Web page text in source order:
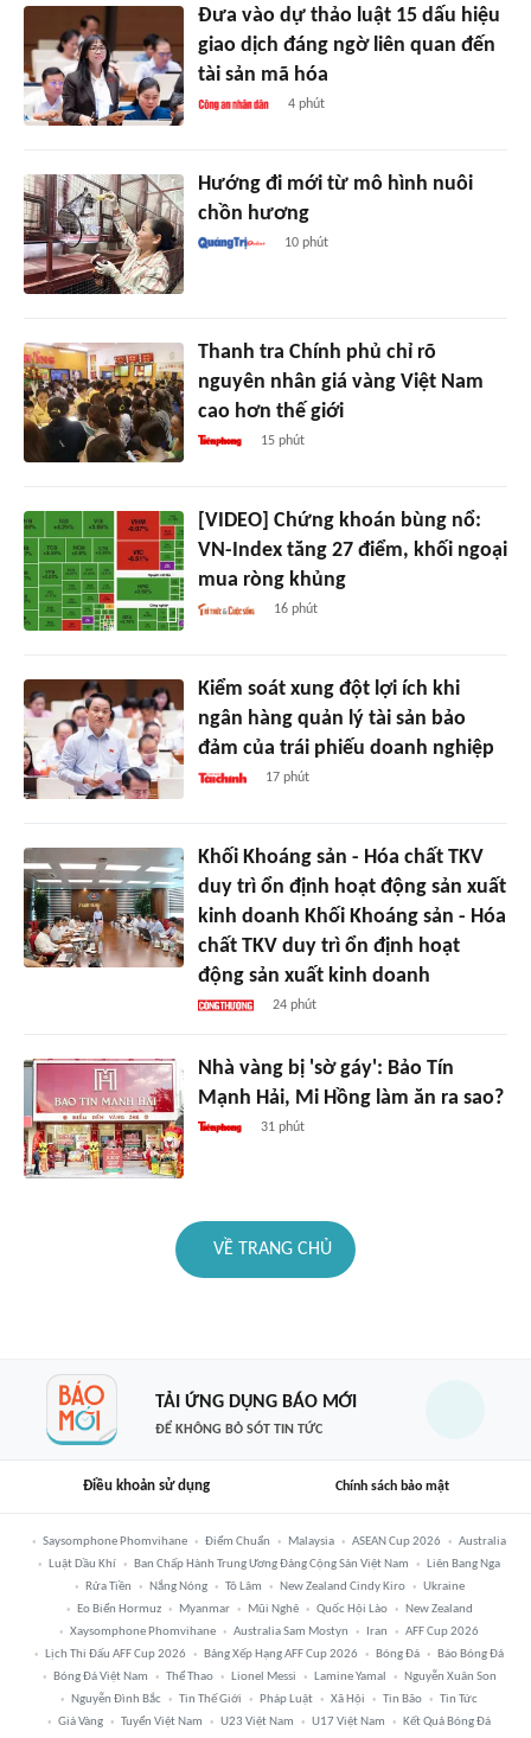
Đưa vào dự thảo luật 15 dấu hiệu
giao dịch đáng ngờ liên quan đến
tài sản mã hóa
4 phút
Hướng đi mới từ mô hình nuôi
chồn hương
10 phút
Thanh tra Chính phủ chỉ rõ
nguyên nhân giá vàng Việt Nam
cao hơn thế giới
15 phút
[VIDEO] Chứng khoán bùng nổ:
VN-Index tăng 27 điểm, khối ngoại
mua ròng khủng
16 phút
Kiểm soát xung đột lợi ích khi
ngân hàng quản lý tài sản bảo
đảm của trái phiếu doanh nghiệp
17 phút
Khối Khoáng sản - Hóa chất TKV
duy trì ổn định hoạt động sản xuất
kinh doanh Khối Khoáng sản - Hóa
chất TKV duy trì ổn định hoạt
động sản xuất kinh doanh
24 phút
Nhà vàng bị 'sờ gáy': Bảo Tín
Mạnh Hải, Mi Hồng làm ăn ra sao?
31 phút
VỀ TRANG CHỦ
TẢI ỨNG DỤNG BÁO MỚI
ĐỂ KHÔNG BỎ SÓT TIN TỨC
Điều khoản sử dụng Chính sách bảo mật
Saysomphone Phomvihane Điểm Chuẩn Malaysia ASEAN Cup 2026
Australia
Luật Dầu Khí
Ban Chấp Hành Trung Ương Đảng Cộng Sản Việt Nam
Liên Bang Nga
Rửa Tiền
Nắng Nóng Tô Lâm New Zealand Cindy Kiro
Ukraine
Eo Biển Hormuz
Myanmar Mũi Nghê Quốc Hội Lào
New Zealand
Xaysomphone Phomvihane
Australia Sam Mostyn Iran
AFF Cup 2026
Lịch Thi Đấu AFF Cup 2026
Bảng Xếp Hạng AFF Cup 2026 Bóng Đá
Báo Bóng Đá
Bóng Đá Việt Nam
Thể Thao Lionel Messi Lamine Yamal
Nguyễn Xuân Son
Nguyễn Đình Bắc
Tin Thế Giới Pháp Luật Xã Hội Tin Bão
Tin Tức
Giá Vàng
Tuyển Việt Nam U23 Việt Nam U17 Việt Nam
Kết Quả Bóng Đá